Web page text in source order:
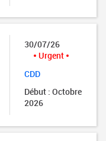
30/07/26
Urgent
CDD
Début : Octobre
2026